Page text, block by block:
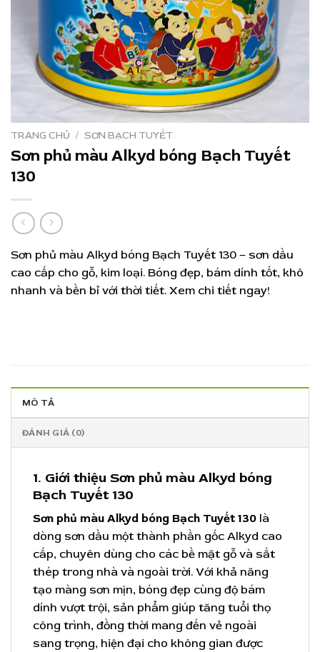
TRANG CHỦ / SƠN BẠCH TUYẾT
Sơn phủ màu Alkyd bóng Bạch Tuyết
130
Sơn phủ màu Alkyd bóng Bạch Tuyết 130 – sơn dầu
cao cấp cho gỗ, kim loại. Bóng đẹp, bám dính tốt, khô
nhanh và bền bỉ với thời tiết. Xem chi tiết ngay!
MÔ TẢ
ĐÁNH GIÁ (0)
1. Giới thiệu Sơn phủ màu Alkyd bóng
Bạch Tuyết 130
Sơn phủ màu Alkyd bóng Bạch Tuyết 130 là
dòng sơn dầu một thành phần gốc Alkyd cao
cấp, chuyên dùng cho các bề mặt gỗ và sắt
thép trong nhà và ngoài trời. Với khả năng
tạo màng sơn mịn, bóng đẹp cùng độ bám
dính vượt trội, sản phẩm giúp tăng tuổi thọ
công trình, đồng thời mang đến vẻ ngoài
sang trọng, hiện đại cho không gian được